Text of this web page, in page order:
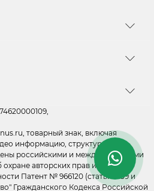
на вопросы
Энергетиков д. 24 ПН - ПТ: с
ТОВАРОВ
7
19.00 (СБ - ВС - Выходные)
товарный знак, включая
информацию, структуру и
российскими и международными
авторских прав и
Патент № 966120 (статьи 1259 и
Гражданского Кодекса Российской